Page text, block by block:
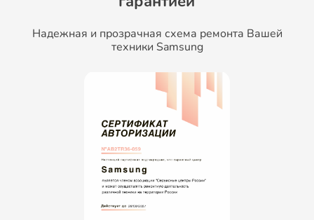
Надежная и прозрачная схема ремонта Вашей
техники Samsung